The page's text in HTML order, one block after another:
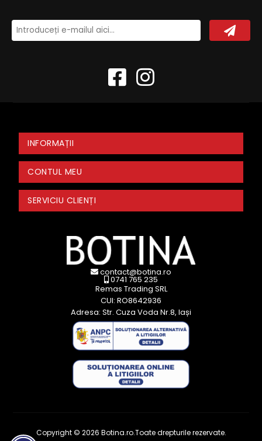
INFORMAȚII
CONTUL MEU
SERVICIU CLIENȚI
contact@botina.ro
0741 765 235
Remas Trading SRL
CUI: RO8642936
Adresa: Str. Cuza Voda Nr.8, Iași
Copyright © 2026 Botina.ro.Toate drepturile rezervate.